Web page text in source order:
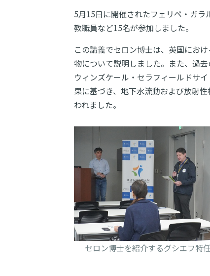
5月15日に開催されたフェリペ・ガ
教職員など15名が参加しました。
この講義でセロン博士は、英国にお
物について説明しました。また、過
ウィンズケール・セラフィールドサ
果に基づき、地下水流動および放射
われました。
セロン博士を紹介するグシエフ特